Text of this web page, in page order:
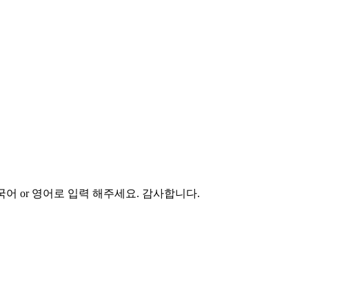
or 영어로 입력 해주세요. 감사합니다.